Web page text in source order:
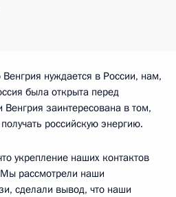
нуждается в России, нам,
была открыта перед
Венгрия заинтересована в том,
российскую энергию.
укрепление наших контактов
Мы рассмотрели наши
сделали вывод, что наши